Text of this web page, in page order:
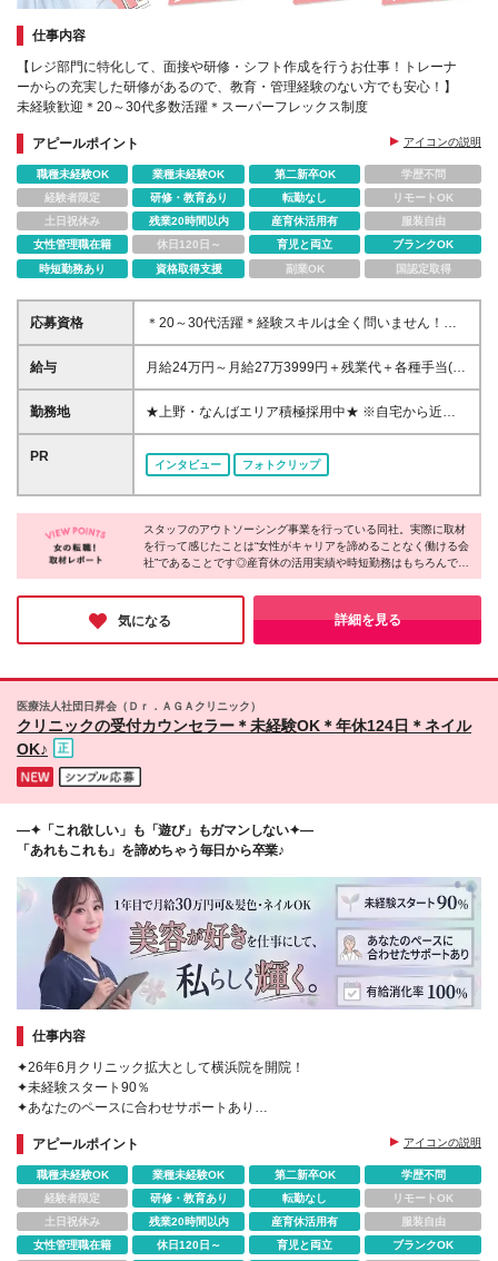
仕事内容
【レジ部門に特化して、面接や研修・シフト作成を行うお仕事！トレーナ
ーからの充実した研修があるので、教育・管理経験のない方でも安心！】
未経験歓迎＊20～30代多数活躍＊スーパーフレックス制度
アピールポイント アイコンの説明
職種未経験OK 業種未経験OK 第二新卒OK
学歴不問
経験者限定
研修・教育あり 転勤なし
リモートOK
土日祝休み
残業20時間以内 産育休活用有
服装自由
女性管理職在籍
休日120日～ 育児と両立
ブランクOK
時短勤務あり
資格取得支援 副業OK 国認定取得
応募資格
＊20～30代活躍＊経験スキルは全く問いません！＊ ■
未経験歓迎 ■高卒以上 ***こんな方にピッタリ*** ◎人
と接することが好き ◎小さなことによく気がつく ◎
ん（20代）：自由な勤務時間が一番の魅力ポイント！
Bさん（20代）：スタッフに感謝されることがやりが
ーダーの経験が活かせてます ***こんな方が活躍*** ・
側になりたかった
給与
月給24万円～月給27万3999円＋残業代＋各種手当(経
験による) ※試用期間3ヶ月あり（条件に変更はありま
せん） ※上記金額には固定残業代（月20時間分、
勤務地
★上野・なんばエリア積極採用中★ ※自宅から近い＜
ルミネ、マルイ等＞の@cosme STOREのレジ部門の
運営・管理をお任せします（週4日ほど現場で勤務い
ただきます） ※店舗ごとに営業所の配属が異なります
■東京本社：東京都渋谷区千駄ヶ谷5-18-20 代々木フ
ォレストビル9階 ～店舗～ ・@cosme STORE ルミネ
有楽町店：東京都千代田区有楽町2-5-1 ルミネ有楽町
1 7F ・@cosme STORE 上野マルイ店：東京都台東区
上野6丁目15−1 マルイ店 B1F ■大阪営業所：大阪府大
阪市中央区道修町3-4-11 新芝川ビル5階 500号室
・@cosme STORE MiSUGI なんばウォーク店：大阪
府大阪市中央区難波1丁目虹のまち3-6号 ※変更の範
PR
インタビュー フォトクリップ
スタッフのアウトソーシング事業を行っている同社。実際に取材
を行って感じたことは“女性がキャリアを諦めることなく働ける会
社”であることです◎産育休の活用実績や時短勤務はもちろんです
が、何事も相談しやすい雰囲気。ライフイベントを経ても活躍す
る女性が多く、「キャリアを諦めることなく活躍し続けたい」と
いうお気持ちの方が、安心して働き続けられる環境を整えられて
いました。
気になる 詳細を見る
医療法人社団日昇会（Ｄｒ．ＡＧＡクリニック）
クリニックの受付カウンセラー＊未経験OK＊年休124日＊ネイル
OK♪
―✦「これ欲しい」も「遊び」もガマンしない✦—
「あれもこれも」を諦めちゃう毎日から卒業♪
仕事内容
✦26年6月クリニック拡大として横浜院を開院！
✦未経験スタート90％
✦あなたのペースに合わせサポートあり
✦各院、駅から徒歩3分以内♪
✦未経験入社1年目から月給30万円可♪
アピールポイント アイコンの説明
職種未経験OK 業種未経験OK 第二新卒OK
学歴不問
経験者限定
研修・教育あり 転勤なし
リモートOK
土日祝休み
残業20時間以内 産育休活用有
服装自由
女性管理職在籍
休日120日～ 育児と両立
ブランクOK